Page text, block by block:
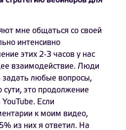
мне общаться со своей
интенсивно
этих 2-3 часов у нас
взаимодействие. Люди
любые вопросы,
это продолжение
Если
к моим видео,
из них я ответил. На